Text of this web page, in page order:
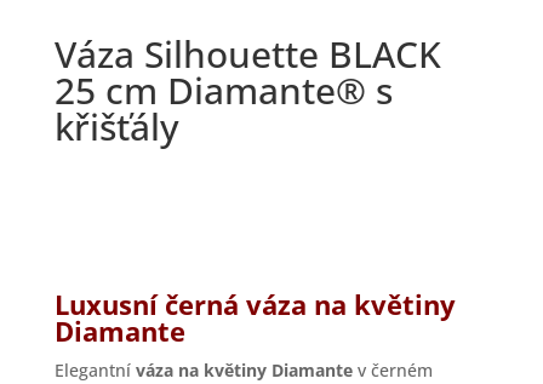
Váza Silhouette BLACK
25 cm Diamante® s
křišťály
Luxusní černá váza na květiny
Diamante
Elegantní váza na květiny Diamantev černém